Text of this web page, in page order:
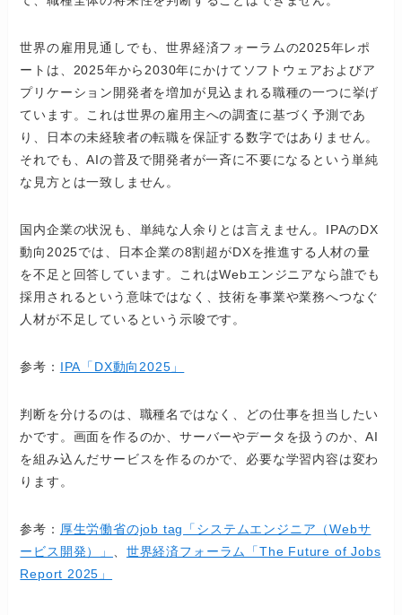
世界の雇用見通しでも、世界経済フォーラムの2025年レポ
ートは、2025年から2030年にかけてソフトウェアおよびア
プリケーション開発者を増加が見込まれる職種の一つに挙げ
ています。これは世界の雇用主への調査に基づく予測であ
り、日本の未経験者の転職を保証する数字ではありません。
それでも、AIの普及で開発者が一斉に不要になるという単純
な見方とは一致しません。
国内企業の状況も、単純な人余りとは言えません。IPAのDX
動向2025では、日本企業の8割超がDXを推進する人材の量
を不足と回答しています。これはWebエンジニアなら誰でも
採用されるという意味ではなく、技術を事業や業務へつなぐ
人材が不足しているという示唆です。
参考： IPA「DX動向2025」
判断を分けるのは、職種名ではなく、どの仕事を担当したい
かです。画面を作るのか、サーバーやデータを扱うのか、AI
を組み込んだサービスを作るのかで、必要な学習内容は変わ
ります。
参考： 厚生労働省のjob tag「システムエンジニア（Webサ
ービス開発）」
世界経済フォーラム「The Future of Jobs
Report 2025」